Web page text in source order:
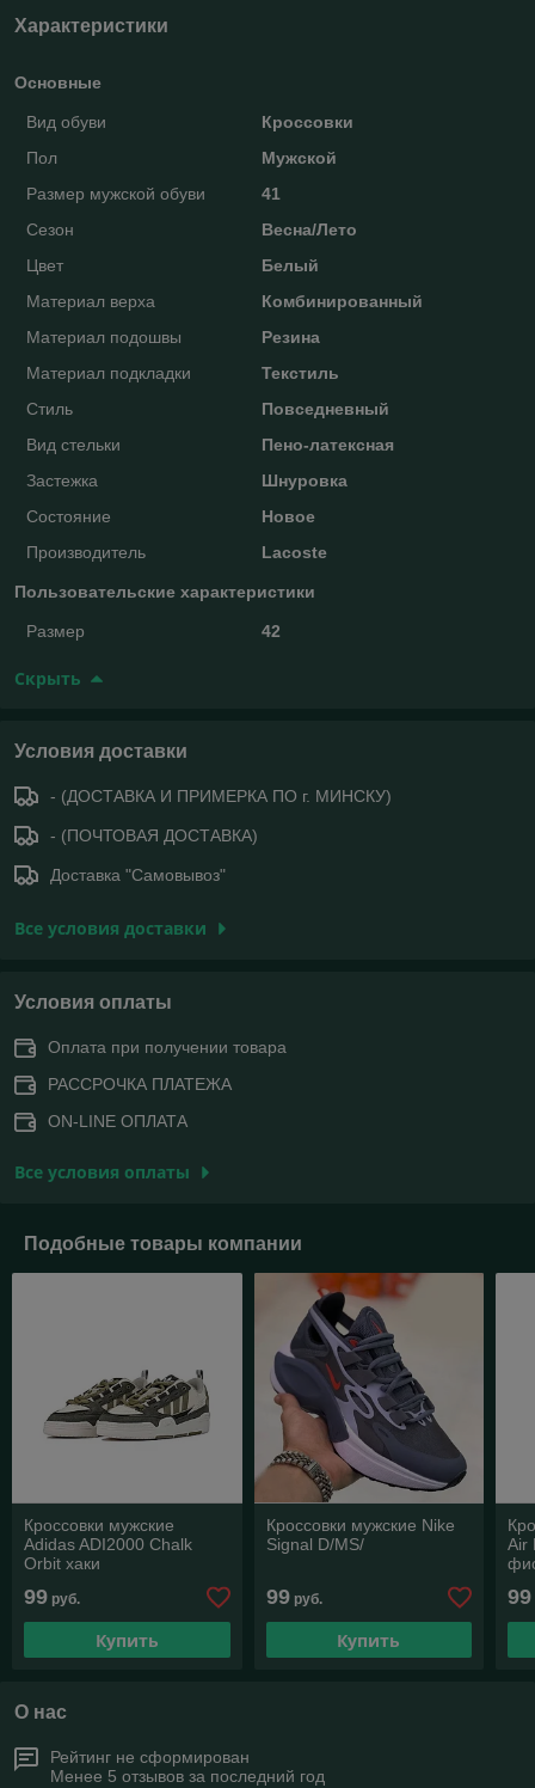
Характеристики
Основные
Вид обуви
Кроссовки
Пол
Мужской
Размер мужской обуви
41
Сезон
Весна/Лето
Цвет
Белый
Материал верха
Комбинированный
Материал подошвы
Резина
Материал подкладки
Текстиль
Стиль
Повседневный
Вид стельки
Пено-латексная
Застежка
Шнуровка
Состояние
Новое
Производитель
Lacoste
Пользовательские характеристики
Размер 42
Скрыть
Условия доставки
- (ДОСТАВКА И ПРИМЕРКА ПО г. МИНСКУ)
- (ПОЧТОВАЯ ДОСТАВКА)
Доставка "Самовывоз"
Все условия доставки
Условия оплаты
Оплата при получении товара
РАССРОЧКА ПЛАТЕЖА
ON-LINE ОПЛАТА
Все условия оплаты
Подобные товары компании
Кроссовки мужские
Adidas ADI2000 Chalk
Orbit хаки
99 руб.
Купить
Кроссовки мужские Nike
Signal D/MS/
99руб.
Купить
Air
99
О нас
Рейтинг не сформирован
Менее 5 отзывов за последний год